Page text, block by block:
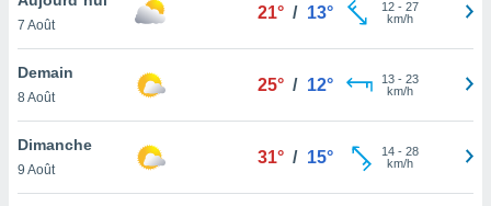
et
»,
au
vous
qu'ils
ou
7 Août
21° / 13° 12- 27
km/h
Demain
8 Août
25° / 12° 13- 23
km/h
Dimanche
9 Août
31° / 15° 14- 28
km/h